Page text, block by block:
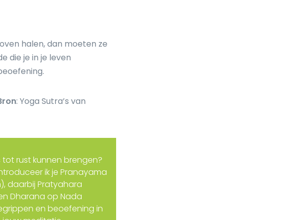
halen, dan moeten ze
die je in je leven
: Yoga Sutra’s van
rust kunnen brengen?
ik je Pranayama
daarbij Pratyahara
Dharana op Nada
en beoefening in